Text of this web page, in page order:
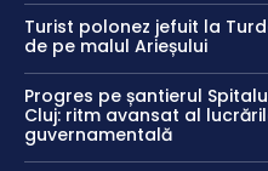
Turist polonez jefuit la
de pe malul Arieșului
Progres pe șantierul
Cluj: ritm avansat al
guvernamentală